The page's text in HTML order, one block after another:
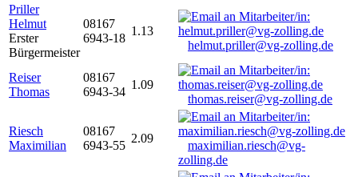
Priller
Helmut
Erster
Bürgermeister
08167
6943-18
1.13
helmut.priller@vg-zolling.de
Reiser
Thomas
08167
6943-34
1.09
thomas.reiser@vg-zolling.de
Riesch
Maximilian
08167
6943-55
2.09
maximilian.riesch@vg-
zolling.de